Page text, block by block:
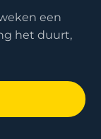
een
het duurt,